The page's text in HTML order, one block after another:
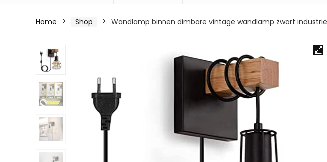
Home Shop Wandlamp binnen dimbare vintage wandlamp zwart